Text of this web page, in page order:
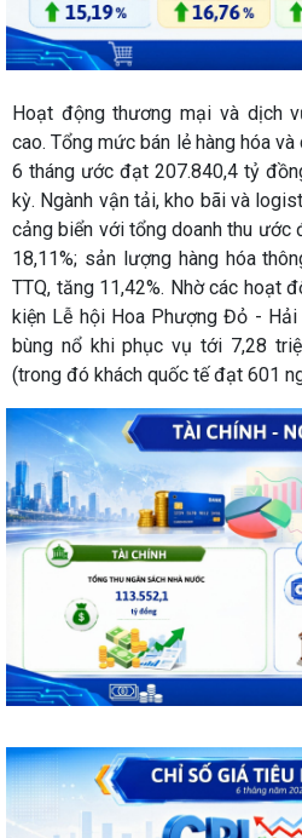
Hoạt động thương mại và dịch
cao. Tổng mức bán lẻ hàng hóa
6 tháng ước đạt 207.840,4 tỷ
kỳ. Ngành vận tải, kho bãi và
cảng biển với tổng doanh thu ước
18,11%; sản lượng hàng hóa
TTQ, tăng 11,42%. Nhờ các hoạt
kiện Lễ hội Hoa Phượng Đỏ - Hải
bùng nổ khi phục vụ tới 7,28
(trong đó khách quốc tế đạt 601